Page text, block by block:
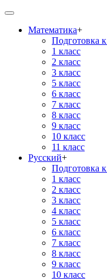
Математика+
Подготовка
1 класс
2 класс
3 класс
5 класс
6 класс
7 класс
8 класс
9 класс
10 класс
11 класс
Русский+
Подготовка
1 класс
2 класс
3 класс
4 класс
5 класс
6 класс
7 класс
8 класс
9 класс
10 класс